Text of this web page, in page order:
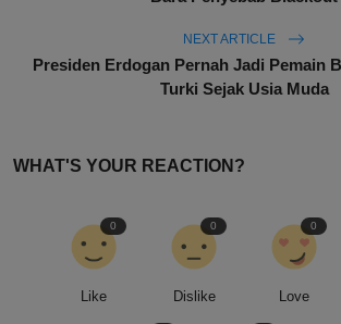
NEXT ARTICLE
Presiden Erdogan Pernah Jadi Pemain
Turki Sejak Usia Muda
WHAT'S YOUR REACTION?
Like
0
Dislike
0
Love
0